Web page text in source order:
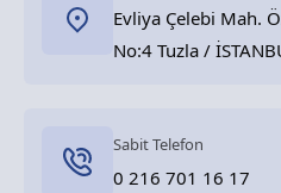
Evliya Çelebi Mah.
No:4 Tuzla /
Sabit Telefon
0 216 701 16 17